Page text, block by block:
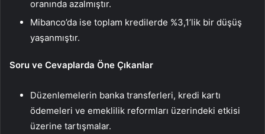
oranında azalmıştır.
Mibanco’da ise toplam kredilerde %3,1’lik bir düşüş
yaşanmıştır.
Soru ve Cevaplarda Öne Çıkanlar
Düzenlemelerin banka transferleri, kredi kartı
ödemeleri ve emeklilik reformları üzerindeki etkisi
üzerine tartışmalar.